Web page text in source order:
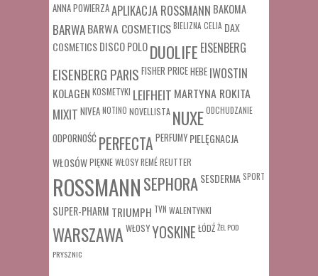
ANNA POWIERZAAPLIKACJA ROSSMANN BAKOMA
BARWABARWA COSMETICSBIELIZNA CELIA DAX
COSMETICSDISCO POLODUOLIFE EISENBERG
EISENBERG PARIS FISHER PRICEHEBE IWOSTIN
KOLAGEN KOSMETYKI LEIFHEIT MARTYNA ROKITA
MIXIT NIVEANOTINO NOVELLISTA NUXEODCHUDZANIE
ODPORNOŚĆ PERFECTA PERFUMY PIELĘGNACJA
WŁOSÓWPIĘKNE WŁOSYREMÉREUTTER
ROSSMANNSEPHORASESDERMA SPORT
SUPER-PHARM TRIUMPH TVN WALENTYNKI
WARSZAWA WŁOSYYOSKINE ŁÓDŹŻEL POD
PRYSZNIC